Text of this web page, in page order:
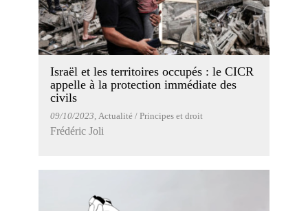
Israël et les territoires occupés : le CICR
appelle à la protection immédiate des
civils
09/10/2023, Actualité / Principes et droit
Frédéric Joli